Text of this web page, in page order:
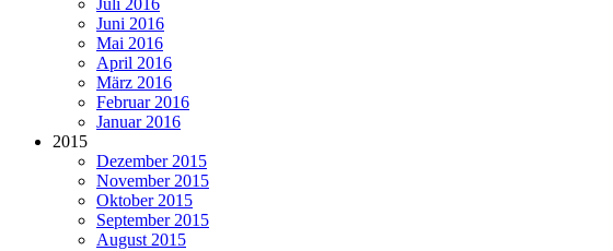
Juni 2016
Mai 2016
April 2016
März 2016
Februar 2016
Januar 2016
2015
Dezember 2015
November 2015
Oktober 2015
September 2015
August 2015